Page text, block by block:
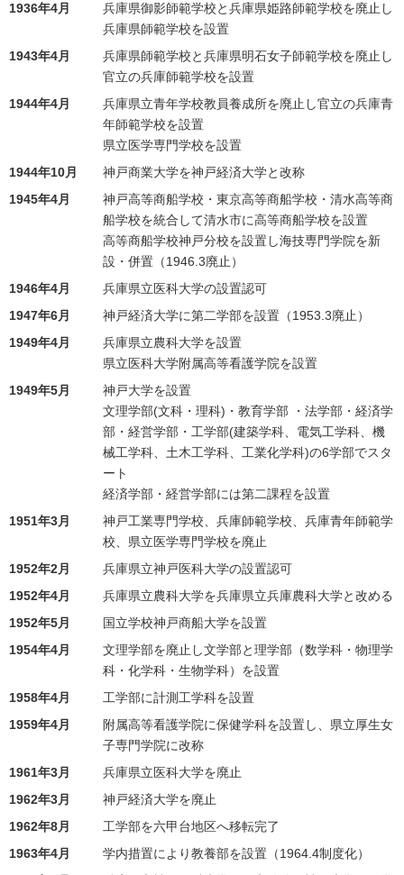
1936年4月
兵庫県御影師範学校と兵庫県姫路師範学校を廃止し
兵庫県師範学校を設置
1943年4月
兵庫県師範学校と兵庫県明石女子師範学校を廃止し
官立の兵庫師範学校を設置
1944年4月
兵庫県立青年学校教員養成所を廃止し官立の兵庫青
年師範学校を設置
県立医学専門学校を設置
1944年10月
神戸商業大学を神戸経済大学と改称
1945年4月
神戸高等商船学校・東京高等商船学校・清水高等商
船学校を統合して清水市に高等商船学校を設置
高等商船学校神戸分校を設置し海技専門学院を新
設・併置（1946.3廃止）
1946年4月
兵庫県立医科大学の設置認可
1947年6月
神戸経済大学に第二学部を設置（1953.3廃止）
1949年4月
兵庫県立農科大学を設置
県立医科大学附属高等看護学院を設置
1949年5月
神戸大学を設置
文理学部(文科・理科)・教育学部 ・法学部・経済学
部・経営学部・工学部(建築学科、電気工学科、機
械工学科、土木工学科、工業化学科)の6学部でスタ
ート
経済学部・経営学部には第二課程を設置
1951年3月
神戸工業専門学校、兵庫師範学校、兵庫青年師範学
校、県立医学専門学校を廃止
1952年2月
兵庫県立神戸医科大学の設置認可
1952年4月
兵庫県立農科大学を兵庫県立兵庫農科大学と改める
1952年5月
国立学校神戸商船大学を設置
1954年4月
文理学部を廃止し文学部と理学部（数学科・物理学
科・化学科・生物学科）を設置
1958年4月
工学部に計測工学科を設置
1959年4月
附属高等看護学院に保健学科を設置し、県立厚生女
子専門学院に改称
1961年3月
兵庫県立医科大学を廃止
1962年3月
神戸経済大学を廃止
1962年8月
工学部を六甲台地区へ移転完了
1963年4月
学内措置により教養部を設置（1964.4制度化）